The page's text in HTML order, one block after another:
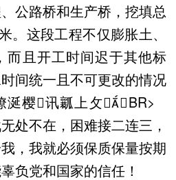
公路桥和生产桥，挖填总
。这段工程不仅膨胀土、
而且开工时间迟于其他标
间统一且不可更改的情况
樱讯瓤上攵？BR>
处不在，困难接二连三，
，我就必须保质保量按期
负党和国家的信任！